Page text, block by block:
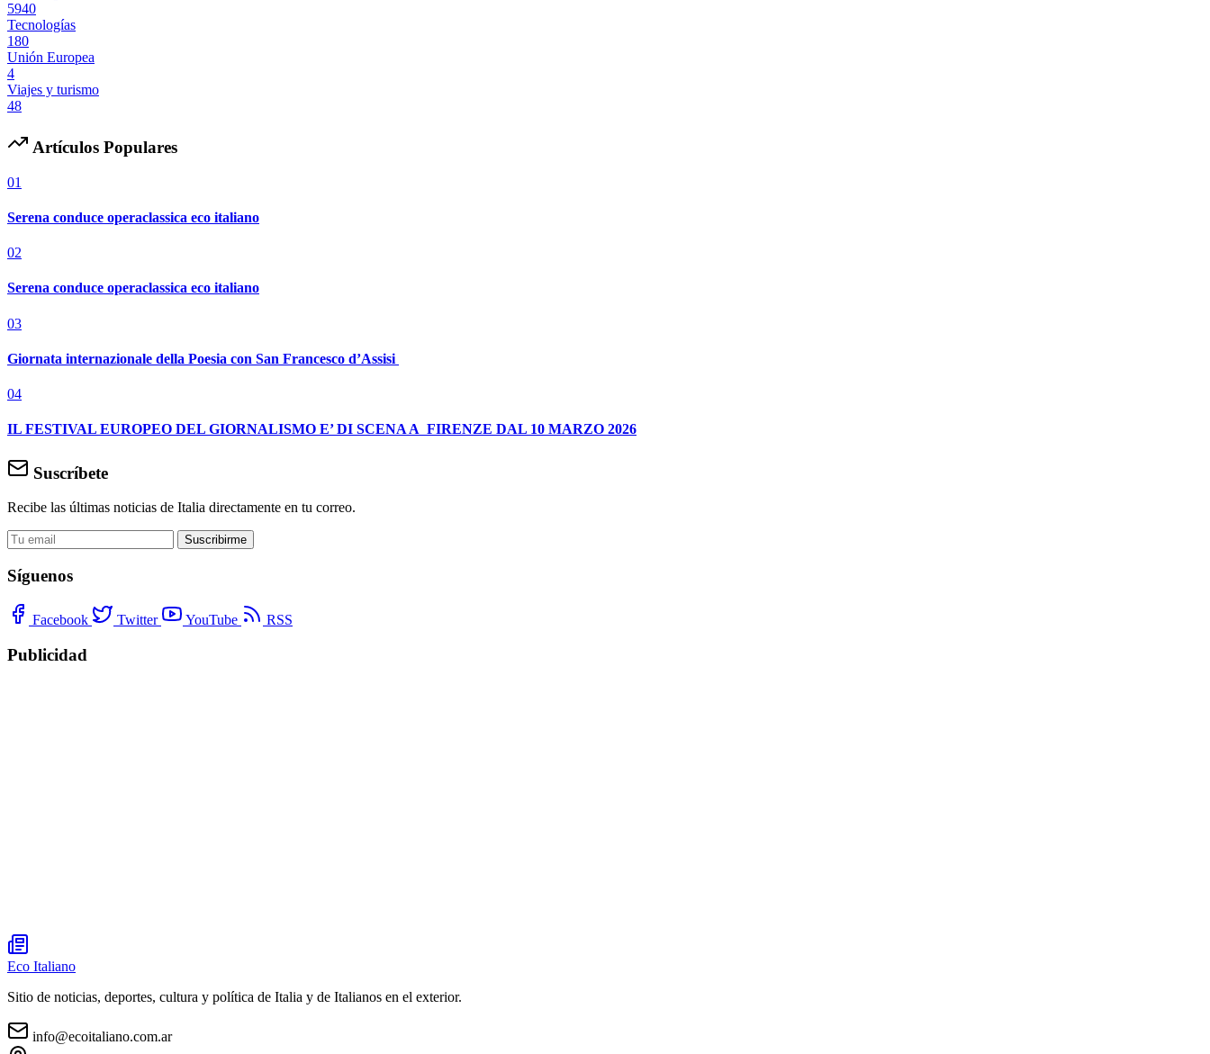
5940
Tecnologías
180
Unión Europea
4
Viajes y turismo
48
Artículos Populares
01
Serena conduce operaclassica eco italiano
02
Serena conduce operaclassica eco italiano
03
Giornata internazionale della Poesia con San Francesco d’Assisi
04
IL FESTIVAL EUROPEO DEL GIORNALISMO E’ DI SCENA A FIRENZE DAL 10 MARZO 2026
Suscríbete
Recibe las últimas noticias de Italia directamente en tu correo.
Suscribirme
Síguenos
Facebook Twitter YouTube RSS
Publicidad
Eco Italiano
Sitio de noticias, deportes, cultura y política de Italia y de Italianos en el exterior.
info@ecoitaliano.com.ar